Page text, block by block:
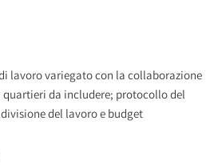
lavoro variegato con la collaborazione
da includere; protocollo del
del lavoro e budget